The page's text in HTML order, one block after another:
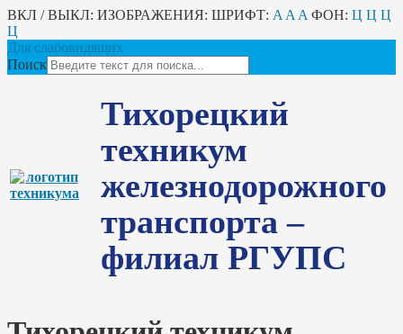
ВКЛ / ВЫКЛ: ИЗОБРАЖЕНИЯ: ШРИФТ: A A A ФОН: Ц Ц Ц
Ц
Для слабовидящих
Поиск
Тихорецкий
техникум
железнодорожного
транспорта –
филиал РГУПС